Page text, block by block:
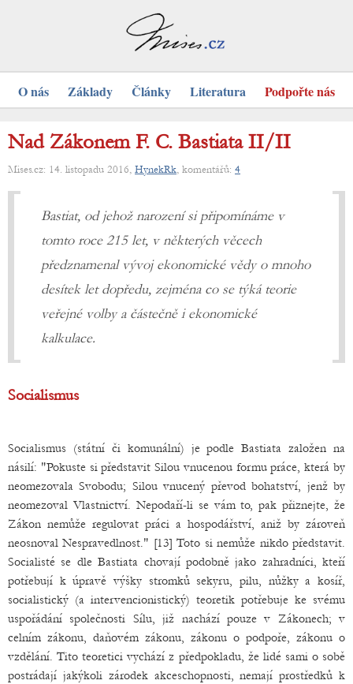
O nás Základy Články Literatura Podpořte nás
Nad Zákonem F. C. Bastiata II/II
Mises.cz: 14. listopadu 2016, HynekRk, komentářů: 4
Bastiat, od jehož narození si připomínáme v
tomto roce 215 let, v některých věcech
předznamenal vývoj ekonomické vědy o mnoho
desítek let dopředu, zejména co se týká teorie
veřejné volby a částečně i ekonomické
kalkulace.
Socialismus
Socialismus (státní či komunální) je podle Bastiata založen na
násilí: "Pokuste si představit Silou vnucenou formu práce, která by
neomezovala Svobodu; Silou vnucený převod bohatství, jenž by
neomezoval Vlastnictví. Nepodaří-li se vám to, pak přiznejte, že
Zákon nemůže regulovat práci a hospodářství, aniž by zároveň
neosnoval Nespravedlnost." [13] Toto si nemůže nikdo představit.
Socialisté se dle Bastiata chovají podobně jako zahradníci, kteří
potřebují k úpravě výšky stromků sekyru, pilu, nůžky a kosíř,
socialistický (a intervencionistický) teoretik potřebuje ke svému
uspořádání společnosti Sílu, již nachází pouze v Zákonech; v
celním zákonu, daňovém zákonu, zákonu o podpoře, zákonu o
vzdělání. Tito teoretici vychází z předpokladu, že lidé sami o sobě
postrádají jakýkoli zárodek akceschopnosti, nemají prostředků k